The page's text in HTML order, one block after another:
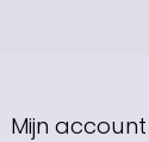
Mijn account